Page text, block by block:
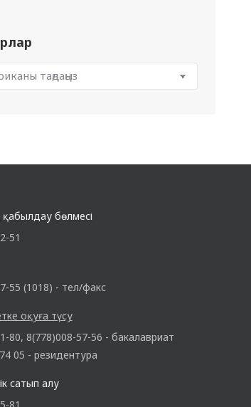
бөлмесі
51
55 (1018) - тел/факс
оқуға түсу
80, 8(778)008-57-56 - бакалавриат
05 - резидентура
сатып алу
81